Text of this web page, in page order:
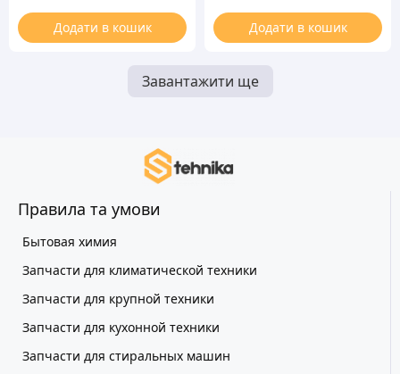
Додати в кошик Додати в кошик
Завантажити ще
Правила та умови
Бытовая химия
Запчасти для климатической техники
Запчасти для крупной техники
Запчасти для кухонной техники
Запчасти для стиральных машин